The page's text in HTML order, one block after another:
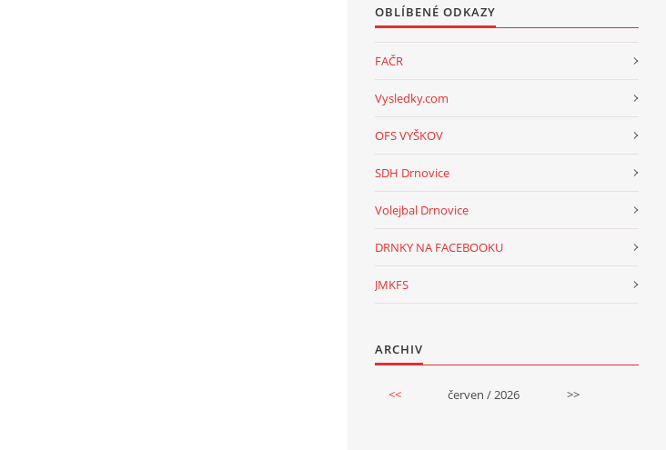
OBLÍBENÉ ODKAZY
FAČR
Vysledky.com
OFS VYŠKOV
SDH Drnovice
Volejbal Drnovice
DRNKY NA FACEBOOKU
JMKFS
ARCHIV
<< červen / 2026 >>